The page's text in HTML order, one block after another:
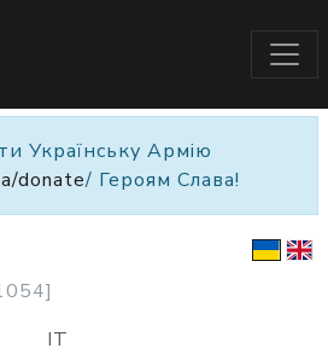
Українську Армію
donate/ Героям Слава!
]
IT